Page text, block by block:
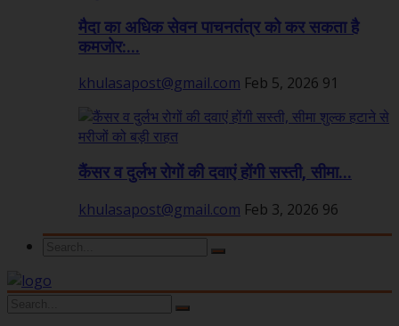
मैदा का अधिक सेवन पाचनतंत्र को कर सकता है
कमजोर:...
khulasapost@gmail.com Feb 5, 2026 91
कैंसर व दुर्लभ रोगों की दवाएं होंगी सस्ती, सीमा...
khulasapost@gmail.com Feb 3, 2026 96